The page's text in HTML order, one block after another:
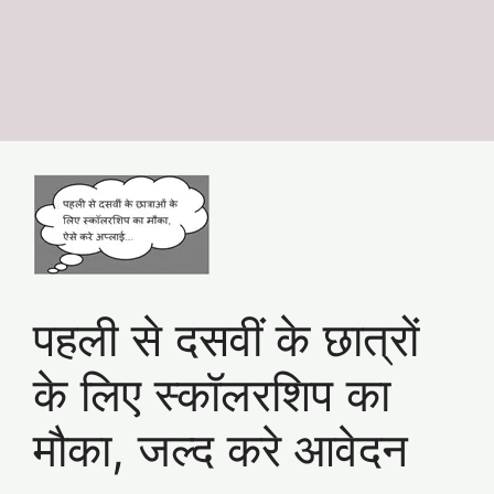
पहली से दसवीं के छात्रों
के लिए स्कॉलरशिप का
मौका, जल्द करे आवेदन